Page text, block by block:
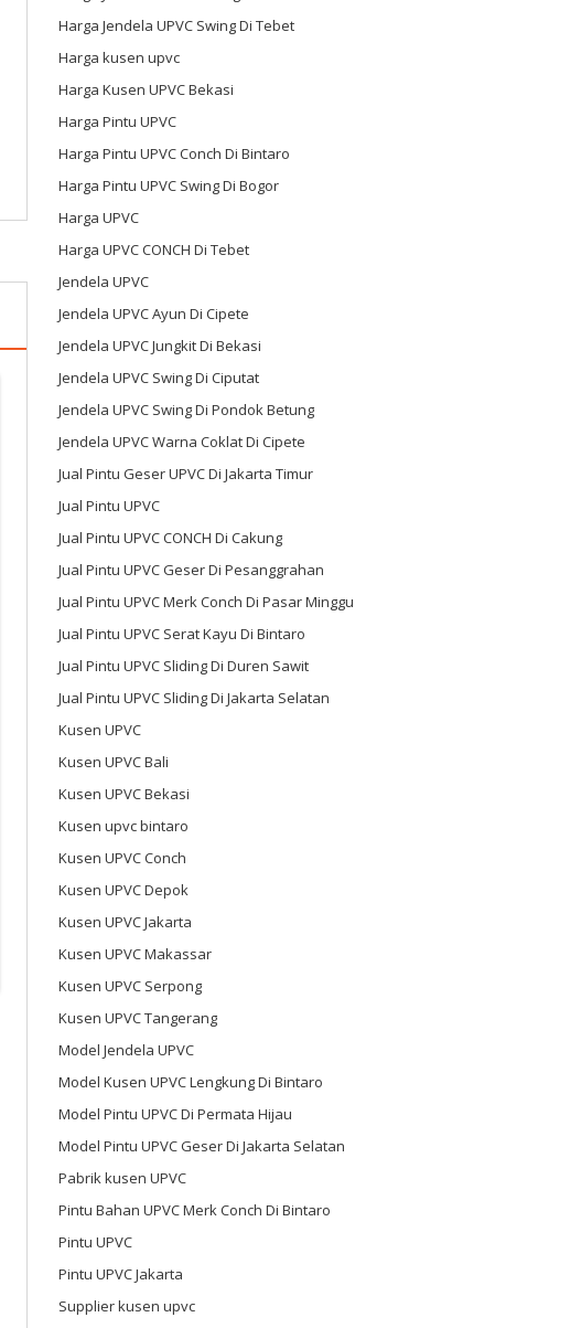
Harga Jendela UPVC Swing Di Tebet
Harga kusen upvc
Harga Kusen UPVC Bekasi
Harga Pintu UPVC
Harga Pintu UPVC Conch Di Bintaro
Harga Pintu UPVC Swing Di Bogor
Harga UPVC
Harga UPVC CONCH Di Tebet
Jendela UPVC
Jendela UPVC Ayun Di Cipete
Jendela UPVC Jungkit Di Bekasi
Jendela UPVC Swing Di Ciputat
Jendela UPVC Swing Di Pondok Betung
Jendela UPVC Warna Coklat Di Cipete
Jual Pintu Geser UPVC Di Jakarta Timur
Jual Pintu UPVC
Jual Pintu UPVC CONCH Di Cakung
Jual Pintu UPVC Geser Di Pesanggrahan
Jual Pintu UPVC Merk Conch Di Pasar Minggu
Jual Pintu UPVC Serat Kayu Di Bintaro
Jual Pintu UPVC Sliding Di Duren Sawit
Jual Pintu UPVC Sliding Di Jakarta Selatan
Kusen UPVC
Kusen UPVC Bali
Kusen UPVC Bekasi
Kusen upvc bintaro
Kusen UPVC Conch
Kusen UPVC Depok
Kusen UPVC Jakarta
Kusen UPVC Makassar
Kusen UPVC Serpong
Kusen UPVC Tangerang
Model Jendela UPVC
Model Kusen UPVC Lengkung Di Bintaro
Model Pintu UPVC Di Permata Hijau
Model Pintu UPVC Geser Di Jakarta Selatan
Pabrik kusen UPVC
Pintu Bahan UPVC Merk Conch Di Bintaro
Pintu UPVC
Pintu UPVC Jakarta
Supplier kusen upvc